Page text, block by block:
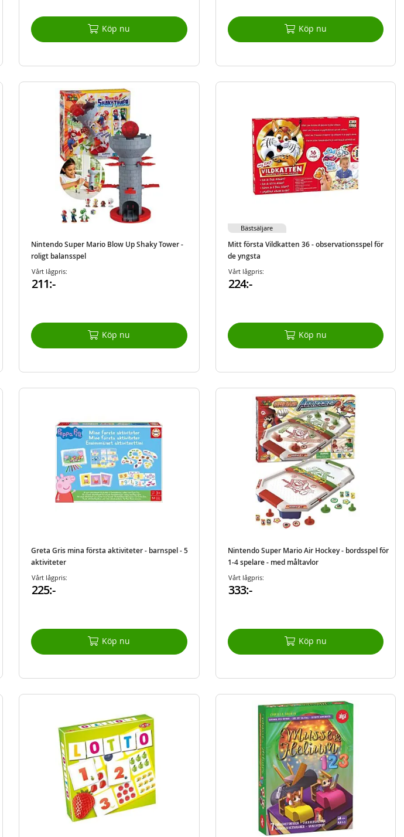
Köp nu Köp nu
Nintendo Super Mario Blow Up Shaky Tower -
roligt balansspel
Vårt lågpris:
211:-
Köp nu
Mitt första Vildkatten 36 - observationsspel för
de yngsta
Vårt lågpris:
224:-
Köp nu
Bästsäljare
Greta Gris mina första aktiviteter - barnspel - 5
aktiviteter
Vårt lågpris:
225:-
Köp nu
Nintendo Super Mario Air Hockey - bordsspel för
1-4 spelare - med måltavlor
Vårt lågpris:
333:-
Köp nu